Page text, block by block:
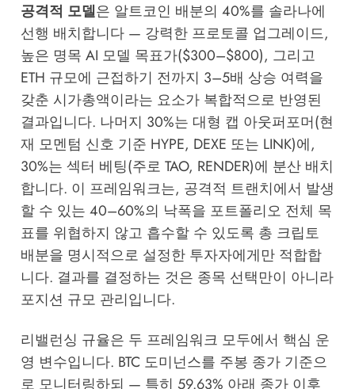
공격적 모델은 알트코인 배분의 40%를 솔라나에
선행 배치합니다 — 강력한 프로토콜 업그레이드,
높은 명목 AI 모델 목표가($300–$800), 그리고
ETH 규모에 근접하기 전까지 3–5배 상승 여력을
갖춘 시가총액이라는 요소가 복합적으로 반영된
결과입니다. 나머지 30%는 대형 캡 아웃퍼포머(현
재 모멘텀 신호 기준 HYPE, DEXE 또는 LINK)에,
30%는 섹터 베팅(주로 TAO, RENDER)에 분산 배치
합니다. 이 프레임워크는, 공격적 트랜치에서 발생
할 수 있는 40–60%의 낙폭을 포트폴리오 전체 목
표를 위협하지 않고 흡수할 수 있도록 총 크립토
배분을 명시적으로 설정한 투자자에게만 적합합
니다. 결과를 결정하는 것은 종목 선택만이 아니라
포지션 규모 관리입니다.
리밸런싱 규율은 두 프레임워크 모두에서 핵심 운
영 변수입니다. BTC 도미넌스를 주봉 종가 기준으
로 모니터링하되 — 특히 59.63% 아래 종가 이후